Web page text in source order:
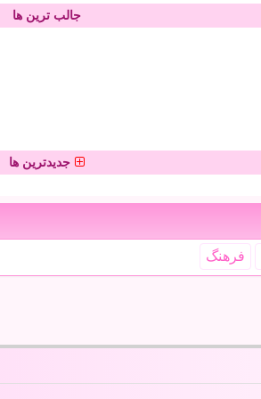
جالب ترین ها
جدیدترین ها
فرهنگ